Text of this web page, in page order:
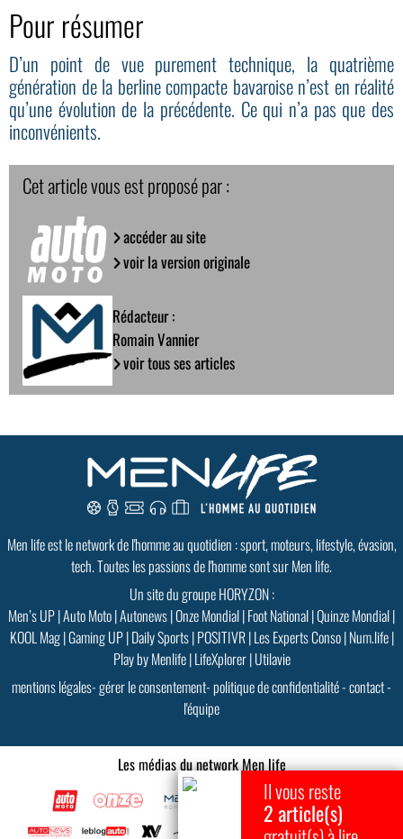
Pour résumer
D’un point de vue purement technique, la quatrième
génération de la berline compacte bavaroise n’est en réalité
qu’une évolution de la précédente. Ce qui n’a pas que des
inconvénients.
Cet article vous est proposé par :
accéder au site
voir la version originale
Rédacteur :
Romain Vannier
voir tous ses articles
Il vous reste
2 article(s)
Men life est le network de l'homme au quotidien : sport, moteurs, lifestyle, évasion,
tech. Toutes les passions de l'homme sont sur Men life.
Un site du groupe HORYZON :
Men’s UP|Auto Moto|Autonews|Onze Mondial|Foot National|Quinze Mondial|
KOOL Mag|Gaming UP|Daily Sports|POSITIVR|Les Experts Conso|Num.life|
Play by Menlife|LifeXplorer|Utilavie
mentions légales-gérer le consentement-politique de confidentialité-contact-
l'équipe
Les médias du network Men life